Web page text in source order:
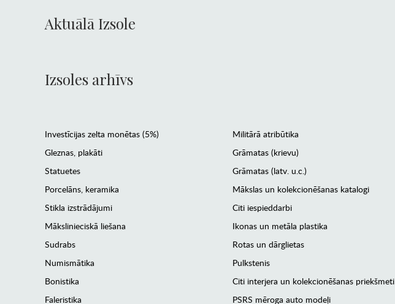
Aktuālā Izsole
Izsoles arhīvs
Investīcijas zelta monētas (5%)
Gleznas, plakāti
Statuetes
Porcelāns, keramika
Stikla izstrādājumi
Mākslinieciskā liešana
Sudrabs
Numismātika
Bonistika
Faleristika
Militārā atribūtika
Grāmatas (krievu)
Grāmatas (latv. u.c.)
Mākslas un kolekcionēšanas katalogi
Citi iespieddarbi
Ikonas un metāla plastika
Rotas un dārglietas
Pulkstenis
Citi interjera un kolekcionēšanas priekšmeti
PSRS mēroga auto modeļi